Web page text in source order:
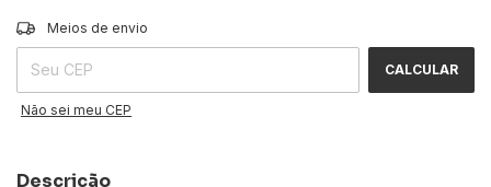
Entregas para o CEP:
Meios de envio
CALCULAR
Não sei meu CEP
Descrição